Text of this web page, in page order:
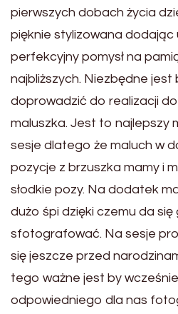
pierwszych dobach życia
pięknie stylizowana dodając
perfekcyjny pomysł na
najbliższych. Niezbędne
doprowadzić do realizacji
maluszka. Jest to najlepszy
sesje dlatego że maluch w
pozycje z brzuszka mamy i
słodkie pozy. Na dodatek
dużo śpi dzięki czemu da się
sfotografować. Na sesje
się jeszcze przed
tego ważne jest by
odpowiedniego dla nas